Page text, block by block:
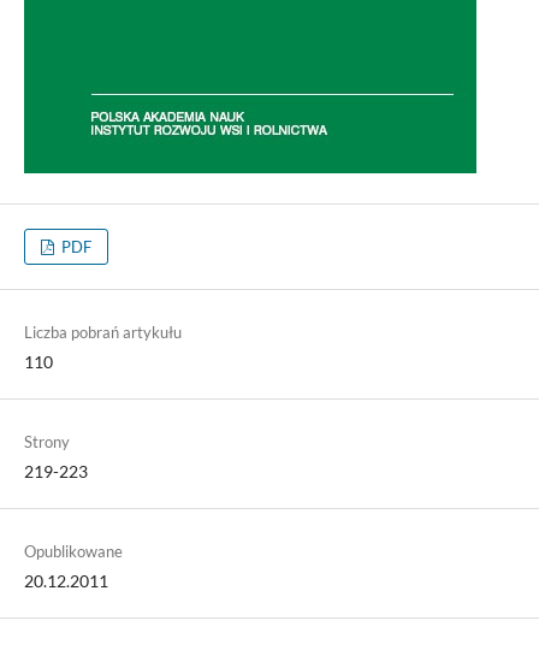
PDF
Liczba pobrań artykułu
110
Strony
219-223
Opublikowane
20.12.2011